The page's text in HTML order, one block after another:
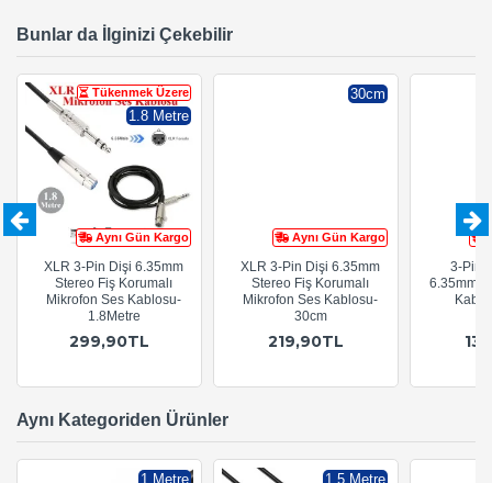
Bunlar da İlginizi Çekebilir
Aynı Gün Kargo
Tükenmek Üzere
1.8 Metre
XLR 3-Pin Dişi 6.35mm
Stereo Fiş Korumalı
Mikrofon Ses Kablosu-
1.8Metre
299,90TL
Aynı Gün Kargo
30cm
XLR 3-Pin Dişi 6.35mm
Stereo Fiş Korumalı
Mikrofon Ses Kablosu-
30cm
219,90TL
3-Pin
6.35mm
Aynı Kategoriden Ürünler
1 Metre 1.5 Metre